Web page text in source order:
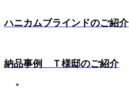
ハニカムブラインドのご紹介
納品事例 Ｔ様邸のご紹介